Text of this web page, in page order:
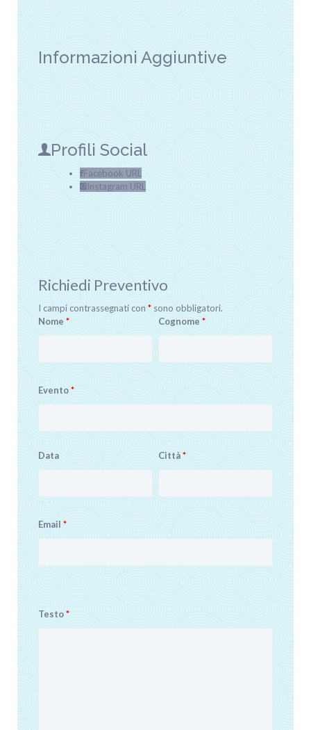
Informazioni Aggiuntive
Profili Social
Facebook URL
Instagram URL
Richiedi Preventivo
I campi contrassegnati con * sono obbligatori.
Nome * Cognome*
Evento*
Data Città*
Email *
Testo*